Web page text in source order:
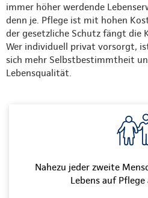
immer höher werdende
denn je. Pflege ist mit hohen
der gesetzliche Schutz fängt die
Wer individuell privat vorsorgt,
sich mehr Selbstbestimmtheit
Lebensqualität.
Nahezu jeder zweite
Lebens auf Pflege